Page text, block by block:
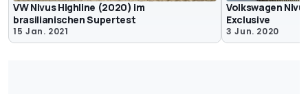
VW Nivus Highline (2020) im
brasilianischen Supertest
15 Jan. 2021
Volkswagen
Exclusive
3 Jun. 2020